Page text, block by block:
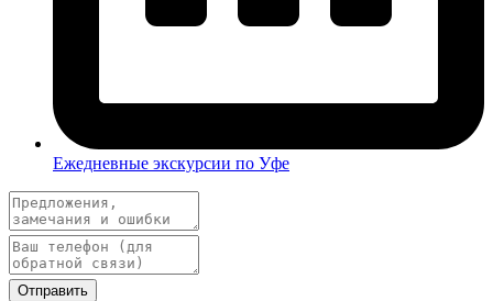
Ежедневные экскурсии по Уфе
Отправить